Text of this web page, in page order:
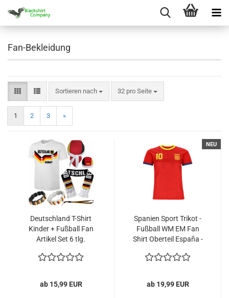
Fan-Bekleidung
Sortieren nach
Sortieren nach 32 pro Seite
pro Seite
1 2 3 »
Deutschland T-Shirt
Kinder + Fußball Fan
Artikel Set 6 tlg.
ab 15,99 EUR
NEU
Spanien Sport Trikot -
Fußball WM EM Fan
Shirt Oberteil España -
ab 19,99 EUR